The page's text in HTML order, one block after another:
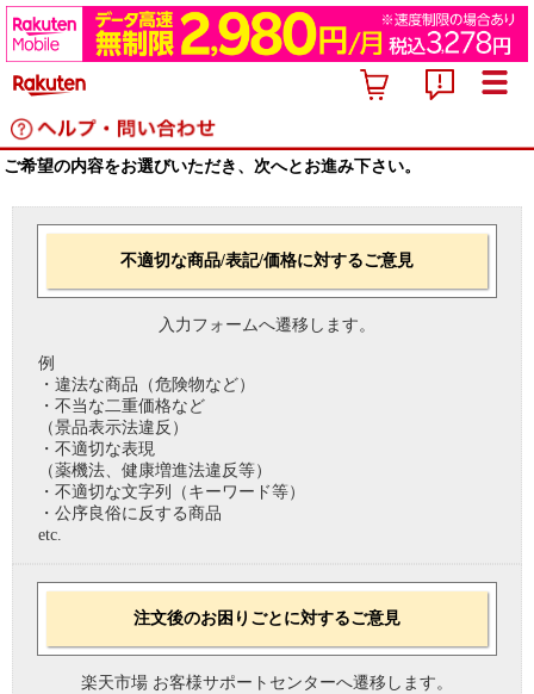
ご希望の内容をお選びいただき、次へとお進み下さい。
不適切な商品/表記/価格に対するご意見
入力フォームへ遷移します。
例
・違法な商品（危険物など）
・不当な二重価格など
（景品表示法違反）
・不適切な表現
（薬機法、健康増進法違反等）
・不適切な文字列（キーワード等）
・公序良俗に反する商品
etc.
注文後のお困りごとに対するご意見
楽天市場 お客様サポートセンターへ遷移します。